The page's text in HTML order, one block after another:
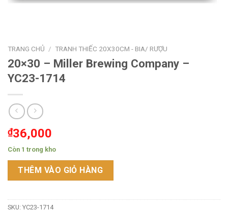
TRANG CHỦ / TRANH THIẾC 20X30CM - BIA/ RƯỢU
20×30 – Miller Brewing Company –
YC23-1714
₫36,000
Còn 1 trong kho
THÊM VÀO GIỎ HÀNG
SKU: YC23-1714